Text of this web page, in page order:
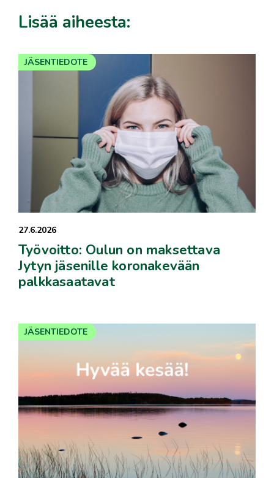
Lisää aiheesta:
27.6.2026
Työvoitto: Oulun on maksettava
Jytyn jäsenille koronakevään
palkkasaatavat
JÄSENTIEDOTE
JÄSENTIEDOTE